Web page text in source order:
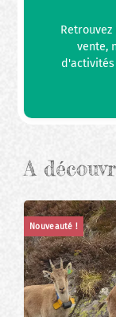
vente,
A
Nouveauté !